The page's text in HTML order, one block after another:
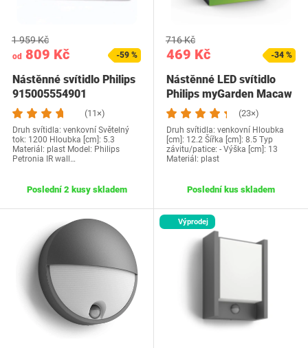
od 809 Kč
1 959 Kč
-59 %
Nástěnné svítidlo Philips
915005554901
(11×)
Druh svítidla: venkovní Světelný
tok: 1200 Hloubka [cm]: 5.3
Materiál: plast Model: Philips
Petronia IR wall…
Poslední 2 kusy skladem
469 Kč
716 Kč
-34 %
Nástěnné LED svítidlo
Philips myGarden Macaw
(23×)
Druh svítidla: venkovní Hloubka
[cm]: 12.2 Šířka [cm]: 8.5 Typ
závitu/patice: - Výška [cm]: 13
Materiál: plast
Poslední kus skladem
Výprodej